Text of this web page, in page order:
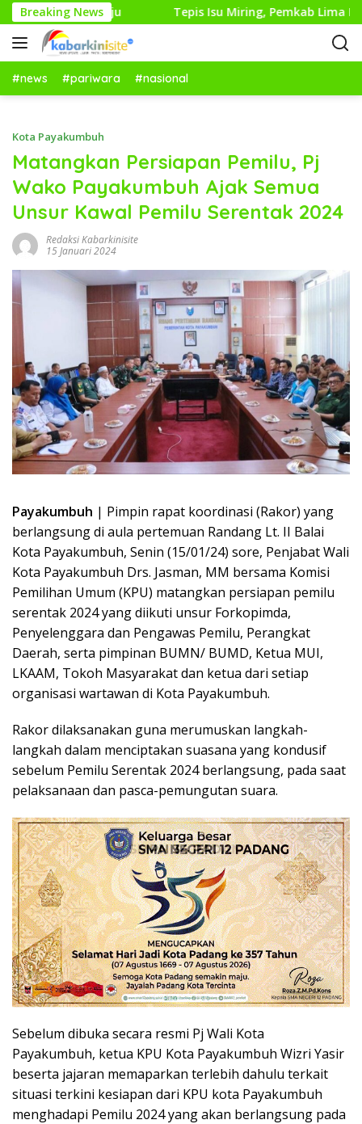
a
g
u
Breaking News
Maju Tepis Isu Miring, Pemkab Lima Puluh
#news #pariwara #nasional
Kota Payakumbuh
Matangkan Persiapan Pemilu, Pj
Wako Payakumbuh Ajak Semua
Unsur Kawal Pemilu Serentak 2024
Redaksi Kabarkinisite
15 Januari 2024
Payakumbuh | Pimpin rapat koordinasi (Rakor) yang
berlangsung di aula pertemuan Randang Lt. II Balai
Kota Payakumbuh, Senin (15/01/24) sore, Penjabat Wali
Kota Payakumbuh Drs. Jasman, MM bersama Komisi
Pemilihan Umum (KPU) matangkan persiapan pemilu
serentak 2024 yang diikuti unsur Forkopimda,
Penyelenggara dan Pengawas Pemilu, Perangkat
Daerah, serta pimpinan BUMN/ BUMD, Ketua MUI,
LKAAM, Tokoh Masyarakat dan ketua dari setiap
organisasi wartawan di Kota Payakumbuh.
Rakor dilaksanakan guna merumuskan langkah-
langkah dalam menciptakan suasana yang kondusif
sebelum Pemilu Serentak 2024 berlangsung, pada saat
pelaksanaan dan pasca-pemungutan suara.
Sebelum dibuka secara resmi Pj Wali Kota
Payakumbuh, ketua KPU Kota Payakumbuh Wizri Yasir
beserta jajaran memaparkan terlebih dahulu terkait
situasi terkini kesiapan dari KPU kota Payakumbuh
menghadapi Pemilu 2024 yang akan berlangsung pada